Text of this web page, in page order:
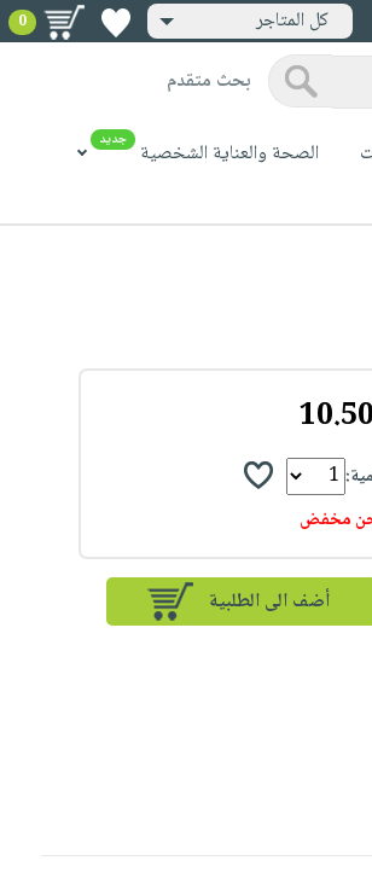
كل المتاجر 0
بحث متقدم
الصحة والعناية الشخصية جديد
مخفض
أضف الى الطلبية